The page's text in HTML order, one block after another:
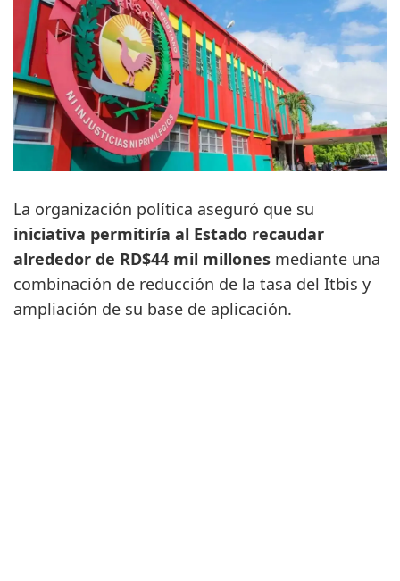
La organización política aseguró que su
iniciativa permitiría al Estado recaudar
alrededor de RD$44 mil millones mediante una
combinación de reducción de la tasa del Itbis y
ampliación de su base de aplicación.